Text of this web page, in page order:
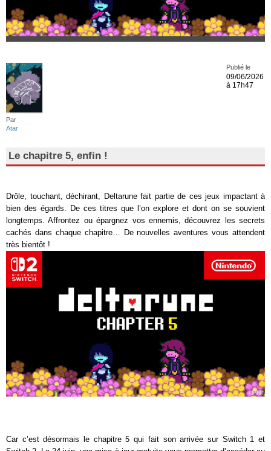
Par
Atar
Publié le
09/06/2026
à 17h47
Le chapitre 5, enfin !
Drôle, touchant, déchirant, Deltarune fait partie de ces jeux impactant à
bien des égards. De ces titres que l’on explore et dont on se souvient
longtemps. Affrontez ou épargnez vos ennemis, découvrez les secrets
cachés dans chaque chapitre… De nouvelles aventures vous attendent
très bientôt !
Car c’est désormais le chapitre 5 qui fait son arrivée sur Switch 1 et